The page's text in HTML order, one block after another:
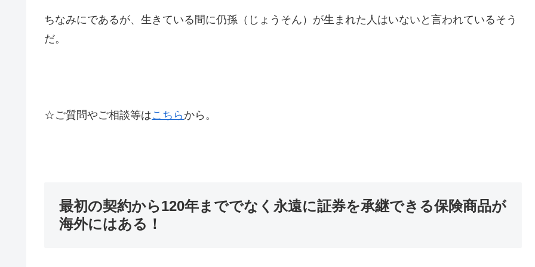
ちなみにであるが、生きている間に仍孫（じょうそん）が生まれた人はいないと言われているそう
だ。
☆ご質問やご相談等はこちら から。
最初の契約から120年まででなく永遠に証券を承継できる保険商品が
海外にはある！